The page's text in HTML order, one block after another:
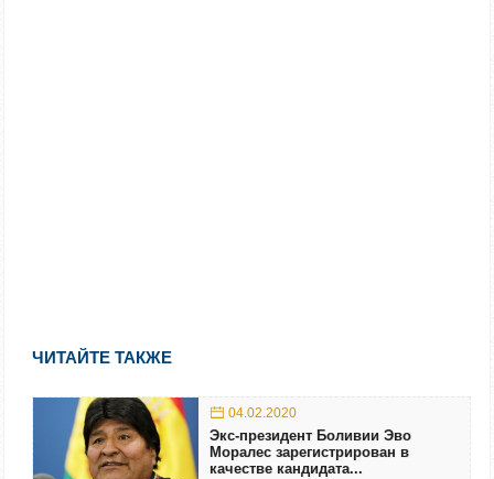
ЧИТАЙТЕ ТАКЖЕ
04.02.2020
Экс-президент Боливии Эво
Моралес зарегистрирован в
качестве кандидата...